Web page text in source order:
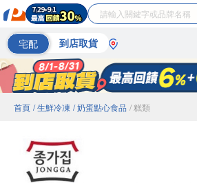
宅配 到店取貨
首頁 / 生鮮冷凍 / 奶蛋點心食品 / 糕類